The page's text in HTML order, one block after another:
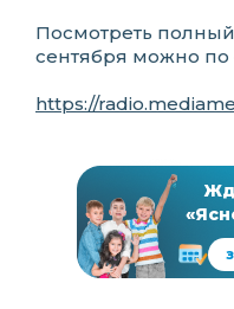
Посмотреть
сентября можно по
https://